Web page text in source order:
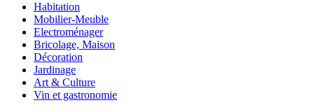
Habitation
Mobilier-Meuble
Electroménager
Bricolage, Maison
Décoration
Jardinage
Art & Culture
Vin et gastronomie